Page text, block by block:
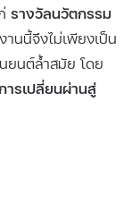
รางวัลนวัตกรรม
งานนี้จึงไม่เพียงเป็น
ยนต์ล้ำสมัย โดย
รเปลี่ยนผ่านสู่